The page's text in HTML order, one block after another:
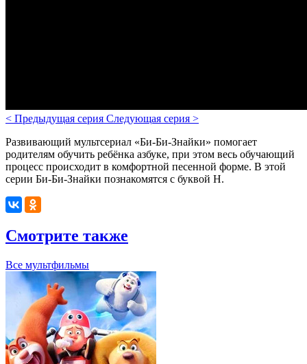
< Предыдущая серия Следующая серия >
Развивающий мультсериал «Би-Би-Знайки» помогает
родителям обучить ребёнка азбуке, при этом весь обучающий
процесс происходит в комфортной песенной форме. В этой
серии Би-Би-Знайки познакомятся с буквой Н.
Смотрите также
Все мультфильмы